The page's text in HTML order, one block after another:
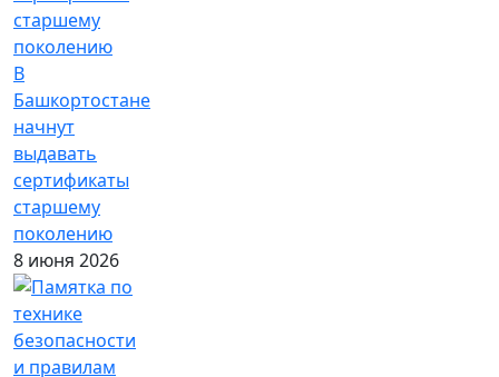
В
Башкортостане
начнут
выдавать
сертификаты
старшему
поколению
8 июня 2026